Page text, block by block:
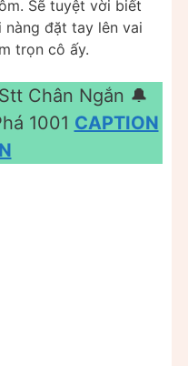
Sẽ tuyệt vời biết
đặt tay lên vai
trọn cô ấy.
Chân Ngắn 🔔
1001 CAPTION